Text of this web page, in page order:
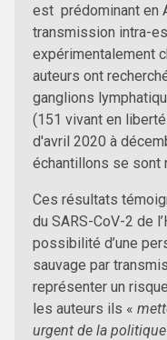
est prédominant en
transmission intra-
expérimentalement
auteurs ont
ganglions
(151 vivant en
d'avril 2020 à
échantillons se sont
Ces résultats
du SARS-CoV-2 de
possibilité d’une
sauvage par
représenter un
les auteurs ils «
urgent de la